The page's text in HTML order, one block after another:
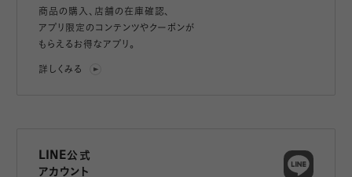
商品の購入、店舗の在庫確認、
アプリ限定のコンテンツやクーポンが
もらえるお得なアプリ。
詳しくみる
LINE公式
アカウント